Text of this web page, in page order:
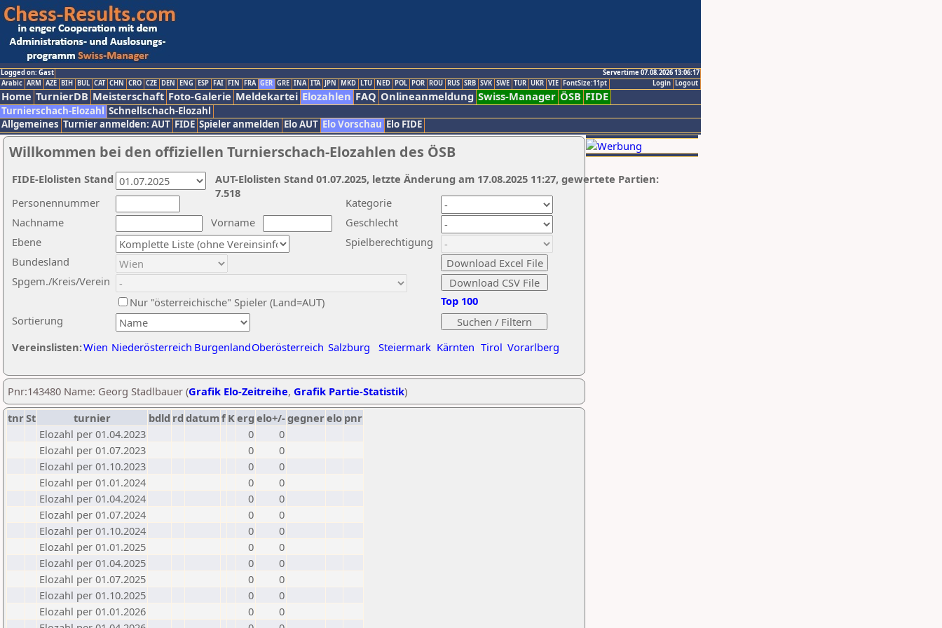
Logged on: Gast
Servertime 07.08.2026 13:06:17
Logout
Login
Arabic ARM AZE BIH BUL CAT CHN CRO CZE DEN ENG ESP FAI FIN FRA GER GRE INA ITA JPN MKD LTU NED POL POR ROU RUS SRB SVK SWE TUR UKR VIE FontSize:11pt
Home TurnierDB Meisterschaft Foto-Galerie Meldekartei Elozahlen FAQ Onlineanmeldung Swiss-Manager ÖSB FIDE
Turnierschach-Elozahl Schnellschach-Elozahl
Allgemeines Turnier anmelden: AUT FIDE Spieler anmelden Elo AUT Elo Vorschau Elo FIDE
Willkommen bei den offiziellen Turnierschach-Elozahlen des ÖSB
Nachname
Vorname
Ebene
Kategorie
Sortierung
Personennummer
Bundesland
Spgem./Kreis/Verein
Geschlecht
Nur "österreichische" Spieler (Land=AUT)
Spielberechtigung
Vereinslisten:Wien Niederösterreich BurgenlandOberösterreich Salzburg Steiermark Kärnten Tirol Vorarlberg
Top 100
AUT-Elolisten Stand 01.07.2025, letzte Änderung am 17.08.2025 11:27, gewertete Partien:
7.518
FIDE-Elolisten Stand
Pnr:143480 Name: Georg Stadlbauer (Grafik Elo-Zeitreihe, Grafik Partie-Statistik)
tnrSt turnier bdld rd datumf Kerg elo+/-gegnerelo pnr
Elozahl per 01.04.2023
0
0
Elozahl per 01.07.2023
0
0
Elozahl per 01.10.2023
0
0
Elozahl per 01.01.2024
0
0
Elozahl per 01.04.2024
0
0
Elozahl per 01.07.2024
0
0
Elozahl per 01.10.2024
0
0
Elozahl per 01.01.2025
0
0
Elozahl per 01.04.2025
0
0
Elozahl per 01.07.2025
0
0
Elozahl per 01.10.2025
0
0
Elozahl per 01.01.2026
0
0